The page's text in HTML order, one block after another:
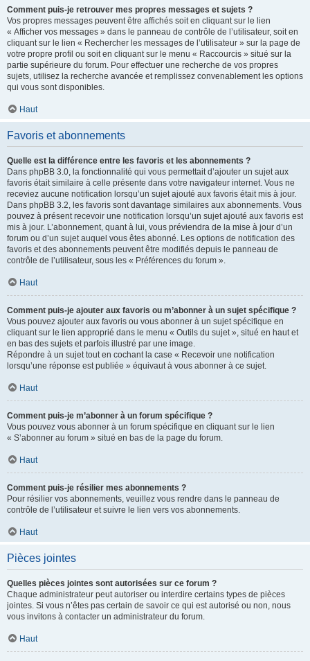
Comment puis-je retrouver mes propres messages et sujets ?
Vos propres messages peuvent être affichés soit en cliquant sur le lien
« Afficher vos messages » dans le panneau de contrôle de l’utilisateur, soit en
cliquant sur le lien « Rechercher les messages de l’utilisateur » sur la page de
votre propre profil ou soit en cliquant sur le menu « Raccourcis » situé sur la
partie supérieure du forum. Pour effectuer une recherche de vos propres
sujets, utilisez la recherche avancée et remplissez convenablement les options
qui vous sont disponibles.
Haut
Favoris et abonnements
Quelle est la différence entre les favoris et les abonnements ?
Dans phpBB 3.0, la fonctionnalité qui vous permettait d’ajouter un sujet aux
favoris était similaire à celle présente dans votre navigateur internet. Vous ne
receviez aucune notification lorsqu’un sujet ajouté aux favoris était mis à jour.
Dans phpBB 3.2, les favoris sont davantage similaires aux abonnements. Vous
pouvez à présent recevoir une notification lorsqu’un sujet ajouté aux favoris est
mis à jour. L’abonnement, quant à lui, vous préviendra de la mise à jour d’un
forum ou d’un sujet auquel vous êtes abonné. Les options de notification des
favoris et des abonnements peuvent être modifiés depuis le panneau de
contrôle de l’utilisateur, sous les « Préférences du forum ».
Haut
Comment puis-je ajouter aux favoris ou m’abonner à un sujet spécifique ?
Vous pouvez ajouter aux favoris ou vous abonner à un sujet spécifique en
cliquant sur le lien approprié dans le menu « Outils du sujet », situé en haut et
en bas des sujets et parfois illustré par une image.
Répondre à un sujet tout en cochant la case « Recevoir une notification
lorsqu’une réponse est publiée » équivaut à vous abonner à ce sujet.
Haut
Comment puis-je m’abonner à un forum spécifique ?
Vous pouvez vous abonner à un forum spécifique en cliquant sur le lien
« S’abonner au forum » situé en bas de la page du forum.
Haut
Comment puis-je résilier mes abonnements ?
Pour résilier vos abonnements, veuillez vous rendre dans le panneau de
contrôle de l’utilisateur et suivre le lien vers vos abonnements.
Haut
Pièces jointes
Quelles pièces jointes sont autorisées sur ce forum ?
Chaque administrateur peut autoriser ou interdire certains types de pièces
jointes. Si vous n’êtes pas certain de savoir ce qui est autorisé ou non, nous
vous invitons à contacter un administrateur du forum.
Haut